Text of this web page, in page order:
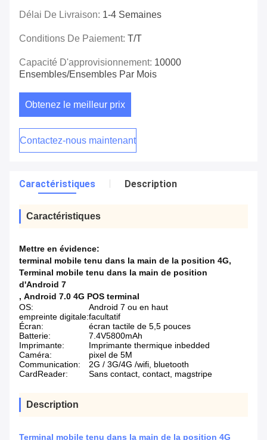
Délai De Livraison: 1-4 Semaines
Conditions De Paiement: T/T
Capacité D'approvisionnement: 10000
Ensembles/ensembles Par Mois
Obtenez le meilleur prix
Contactez-nous maintenant
Caractéristiques Description
Caractéristiques
Mettre en évidence:
terminal mobile tenu dans la main de la position 4G,
Terminal mobile tenu dans la main de position
d'Android 7
, Android 7.0 4G POS terminal
OS:
Android 7 ou en haut
empreinte digitale:facultatif
Écran:
écran tactile de 5,5 pouces
Batterie:
7.4V5800mAh
Imprimante:
Imprimante thermique inbedded
Caméra:
pixel de 5M
Communication:
2G / 3G/4G /wifi, bluetooth
CardReader:
Sans contact, contact, magstripe
Description
Terminal mobile tenu dans la main de la position 4G